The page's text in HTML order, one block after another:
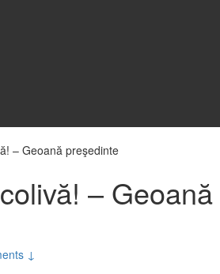
– Geoană preşedinte
– Geoană
↓